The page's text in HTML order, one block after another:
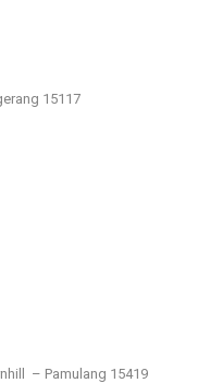
15117
– Pamulang 15419